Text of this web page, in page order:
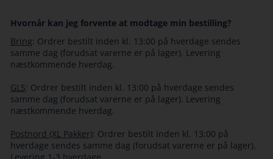
Hvornår kan jeg forvente at modtage min bestilling?
Bring: Ordrer bestilt inden kl. 13:00 på hverdage sendes
samme dag (forudsat varerne er på lager). Levering
næstkommende hverdag.
GLS: Ordrer bestilt inden kl. 13:00 på hverdage sendes
samme dag (forudsat varerne er på lager). Levering
næstkommende hverdag.
Postnord (XL Pakker): Ordrer bestilt inden kl. 13:00 på
hverdage sendes samme dag (forudsat varerne er på lager).